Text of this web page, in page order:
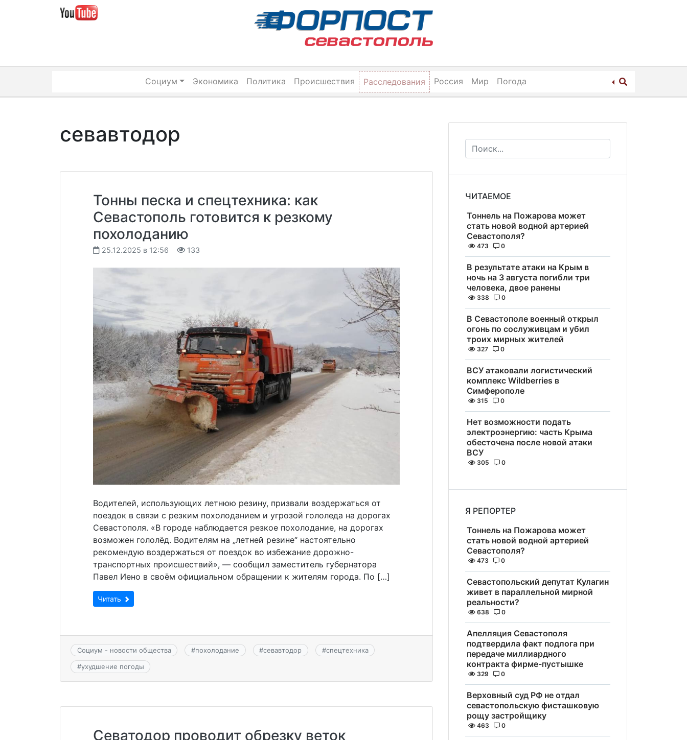
Социум Экономика Политика Происшествия Расследования Россия Мир Погода
севавтодор
Тонны песка и спецтехника: как
Севастополь готовится к резкому
похолоданию
25.12.2025 в 12:56 133
Водителей, использующих летнюю резину, призвали воздержаться от
поездок в связи с резким похолоданием и угрозой гололеда на дорогах
Севастополя. «В городе наблюдается резкое похолодание, на дорогах
возможен гололёд. Водителям на „летней резине“ настоятельно
рекомендую воздержаться от поездок во избежание дорожно-
транспортных происшествий», — сообщил заместитель губернатора
Павел Иено в своём официальном обращении к жителям города. По […]
Читать
Социум - новости общества #похолодание #севавтодор #спецтехника
#ухудшение погоды
Севатодор проводит обрезку веток
ЧИТАЕМОЕ
Тоннель на Пожарова может
стать новой водной артерией
Севастополя?
473 0
В результате атаки на Крым в
ночь на 3 августа погибли три
человека, двое ранены
338 0
В Севастополе военный открыл
огонь по сослуживцам и убил
троих мирных жителей
327 0
ВСУ атаковали логистический
комплекс Wildberries в
Симферополе
315 0
Нет возможности подать
электроэнергию: часть Крыма
обесточена после новой атаки
ВСУ
305 0
Я РЕПОРТЕР
Тоннель на Пожарова может
стать новой водной артерией
Севастополя?
473 0
Севастопольский депутат Кулагин
живет в параллельной мирной
реальности?
638 0
Апелляция Севастополя
подтвердила факт подлога при
передаче миллиардного
контракта фирме-пустышке
329 0
Верховный суд РФ не отдал
севастопольскую фисташковую
рощу застройщику
463 0